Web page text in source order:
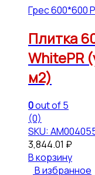
Грес 600*600
Плитка
WhitePR
м2)
0out of 5
(0)
SKU:
3,844.01 ₽
В корзину
В избранное